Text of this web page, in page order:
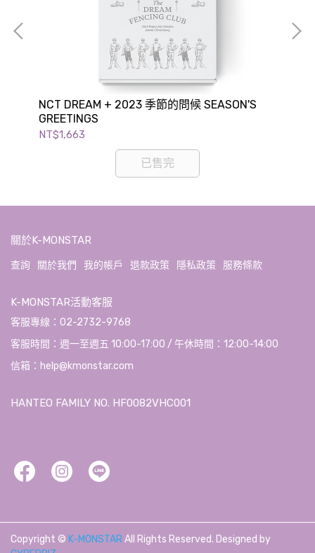
NCT DREAM + 2023 季節的問候 SEASON'S
GREETINGS
NT$1,663
已售完
關於K-MONSTAR
查詢 關於我們 我的帳戶 退款政策 隱私政策 服務條款
K-MONSTAR活動客服
客服專線：02-2732-9768
客服時間：週一至週五 10:00-17:00 / 午休時間：12:00-14:00
信箱：help@kmonstar.com
HANTEO FAMILY NO. HF0082VHC001
Copyright © K-MONSTAR All Rights Reserved. Designed by